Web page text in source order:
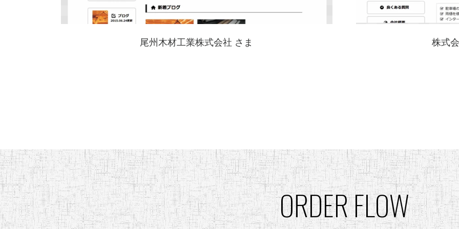
尾州木材工業株式会社 さま 株式
ORDER FLOW